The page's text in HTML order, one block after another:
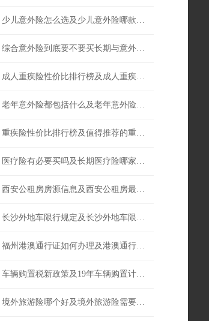
少儿意外险怎么选及少儿意外险哪款产品好
综合意外险到底要不要买长期与意外险哪家好
成人重疾险性价比排行榜及成人重疾险推荐
老年意外险都包括什么及老年意外险怎么陪
重疾险性价比排行榜及值得推荐的重疾险
医疗险有必要买吗及长期医疗险哪家最实惠
西安公租房房源信息及西安公租房最新消息
长沙外地车限行规定及长沙外地车限行吗
福州港澳通行证如何办理及港澳通行证续签
车辆购置税新政策及19年车辆购置计算器
境外旅游险哪个好及境外旅游险需要买吗